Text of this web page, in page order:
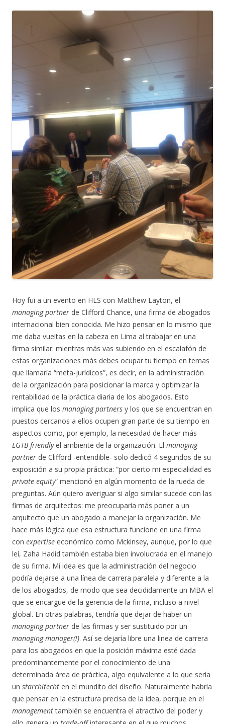
Hoy fui a un evento en HLS con Matthew Layton, el
managing partner de Clifford Chance, una firma de abogados
internacional bien conocida. Me hizo pensar en lo mismo que
me daba vueltas en la cabeza en Lima al trabajar en una
firma similar: mientras más vas subiendo en el escalafón de
estas organizaciones más debes ocupar tu tiempo en temas
que llamaría “meta-jurídicos”, es decir, en la administración
de la organización para posicionar la marca y optimizar la
rentabilidad de la práctica diaria de los abogados. Esto
implica que los managing partners y los que se encuentran en
puestos cercanos a ellos ocupen gran parte de su tiempo en
aspectos como, por ejemplo, la necesidad de hacer más
LGTB-friendlyel ambiente de la organización. El managing
partner de Clifford -entendible- solo dedicó 4 segundos de su
exposición a su propia práctica: “por cierto mi especialidad es
private equity” mencionó en algún momento de la rueda de
preguntas. Aún quiero averiguar si algo similar sucede con las
firmas de arquitectos: me preocuparía más poner a un
arquitecto que un abogado a manejar la organización. Me
hace más lógica que esa estructura funcione en una firma
con expertise económico como Mckinsey, aunque, por lo que
leí, Zaha Hadid también estaba bien involucrada en el manejo
de su firma. Mi idea es que la administración del negocio
podría dejarse a una línea de carrera paralela y diferente a la
de los abogados, de modo que sea decididamente un MBA el
que se encargue de la gerencia de la firma, incluso a nivel
global. En otras palabras, tendría que dejar de haber un
managing partner de las firmas y ser sustituido por un
managing manager(!). Así se dejaría libre una linea de carrera
para los abogados en que la posición máxima esté dada
predominantemente por el conocimiento de una
determinada área de práctica, algo equivalente a lo que sería
un starchitecht en el mundito del diseño. Naturalmente habría
que pensar en la estructura precisa de la idea, porque en el
managementtambién se encuentra el atractivo del poder y